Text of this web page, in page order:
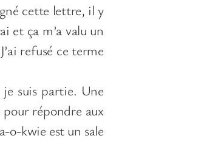
cette lettre, il y
et ça m’a valu un
refusé ce terme
suis partie. Une
répondre aux
o-kwie est un sale